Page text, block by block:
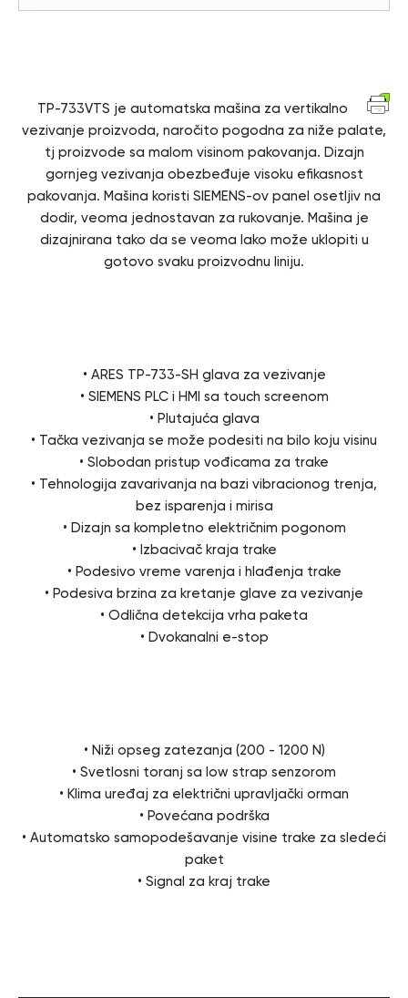
TP-733VTS je automatska mašina za vertikalno
vezivanje proizvoda, naročito pogodna za niže palate,
tj proizvode sa malom visinom pakovanja. Dizajn
gornjeg vezivanja obezbeđuje visoku efikasnost
pakovanja. Mašina koristi SIEMENS-ov panel osetljiv na
dodir, veoma jednostavan za rukovanje. Mašina je
dizajnirana tako da se veoma lako može uklopiti u
gotovo svaku proizvodnu liniju.
• ARES TP-733-SH glava za vezivanje
• SIEMENS PLC i HMI sa touch screenom
• Plutajuća glava
• Tačka vezivanja se može podesiti na bilo koju visinu
• Slobodan pristup vođicama za trake
• Tehnologija zavarivanja na bazi vibracionog trenja,
bez isparenja i mirisa
• Dizajn sa kompletno električnim pogonom
• Izbacivač kraja trake
• Podesivo vreme varenja i hlađenja trake
• Podesiva brzina za kretanje glave za vezivanje
• Odlična detekcija vrha paketa
• Dvokanalni e-stop
• Niži opseg zatezanja (200 - 1200 N)
• Svetlosni toranj sa low strap senzorom
• Klima uređaj za električni upravljački orman
• Povećana podrška
• Automatsko samopodešavanje visine trake za sledeći
paket
• Signal za kraj trake